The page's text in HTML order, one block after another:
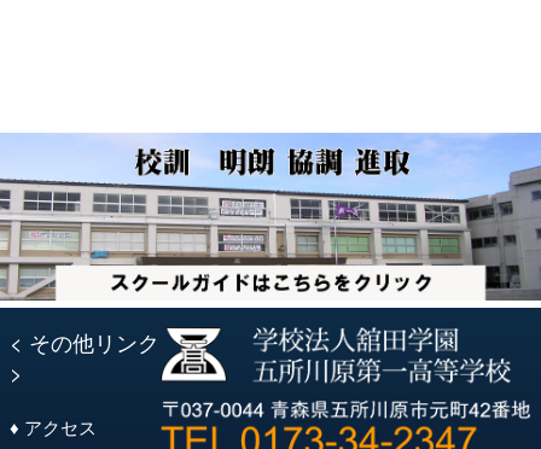
< その他リンク
>
♦ アクセス